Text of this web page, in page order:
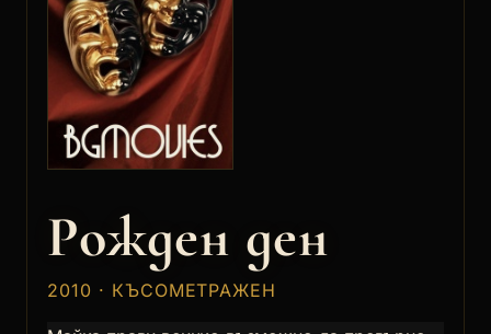
Рожден ден
2010 · КЪСОМЕТРАЖЕН